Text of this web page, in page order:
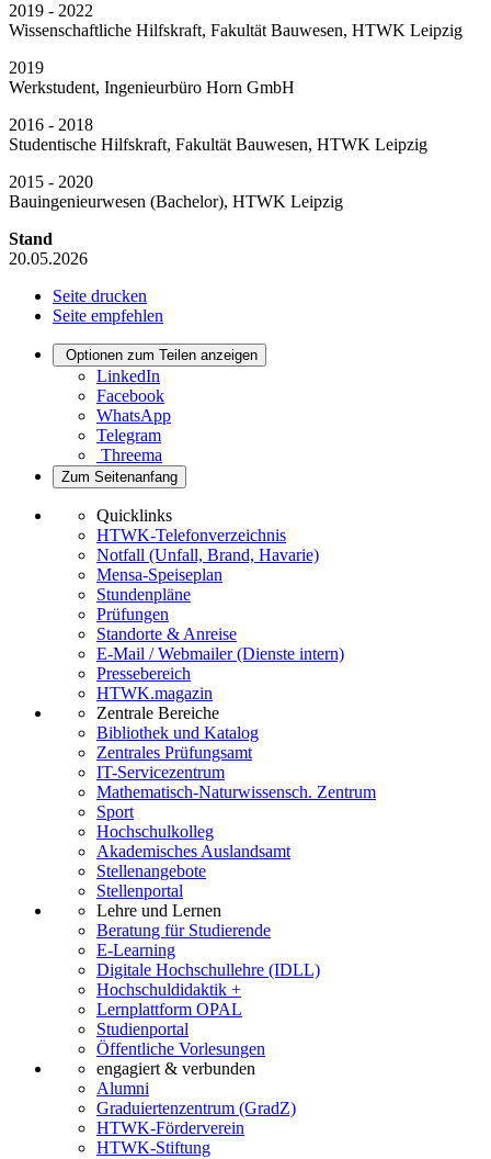
2019 - 2022
Wissenschaftliche Hilfskraft, Fakultät Bauwesen, HTWK Leipzig
2019
Werkstudent, Ingenieurbüro Horn GmbH
2016 - 2018
Studentische Hilfskraft, Fakultät Bauwesen, HTWK Leipzig
2015 - 2020
Bauingenieurwesen (Bachelor), HTWK Leipzig
Stand
20.05.2026
Seite drucken
Seite empfehlen
Optionen zum Teilen anzeigen
LinkedIn
Facebook
WhatsApp
Telegram
Threema
Zum Seitenanfang
Quicklinks
HTWK-Telefonverzeichnis
Notfall (Unfall, Brand, Havarie)
Mensa-Speiseplan
Stundenpläne
Prüfungen
Standorte & Anreise
E-Mail / Webmailer (Dienste intern)
Pressebereich
HTWK.magazin
Zentrale Bereiche
Bibliothek und Katalog
Zentrales Prüfungsamt
IT-Servicezentrum
Mathematisch-Naturwissensch. Zentrum
Sport
Hochschulkolleg
Akademisches Auslandsamt
Stellenangebote
Stellenportal
Lehre und Lernen
Beratung für Studierende
E-Learning
Digitale Hochschullehre (IDLL)
Hochschuldidaktik +
Lernplattform OPAL
Studienportal
Öffentliche Vorlesungen
engagiert & verbunden
Alumni
Graduiertenzentrum (GradZ)
HTWK-Förderverein
HTWK-Stiftung